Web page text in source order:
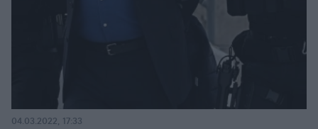
04.03.2022, 17:33